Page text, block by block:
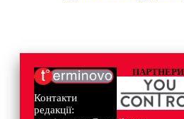
Контакти
редакції:
ПАРТНЕРИ